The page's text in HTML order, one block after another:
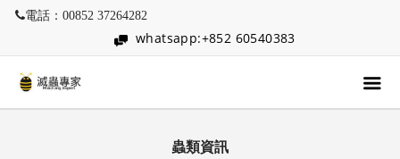
電話：00852 37264282
whatsapp:+852 60540383
蟲類資訊